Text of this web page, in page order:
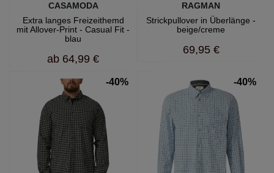
CASAMODA
Extra langes Freizeithemd
mit Allover-Print - Casual Fit -
blau
ab 64,99 €
RAGMAN
Strickpullover in Überlänge -
beige/creme
69,95 €
-40% -40%